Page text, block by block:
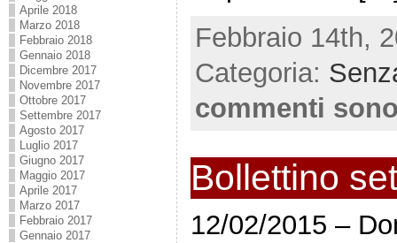
Aprile 2018
Marzo 2018
Febbraio 2018
Gennaio 2018
Dicembre 2017
Novembre 2017
Ottobre 2017
Settembre 2017
Agosto 2017
Luglio 2017
Giugno 2017
Maggio 2017
Aprile 2017
Marzo 2017
Febbraio 2017
Gennaio 2017
Febbraio 14th,
Categoria:
commenti
Bollettino
12/02/2015 –